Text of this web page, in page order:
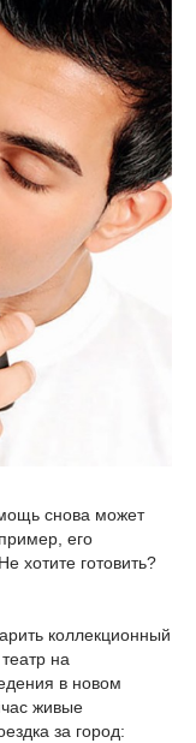
снова может
его
хотите готовить?
коллекционный
на
в новом
живые
за город: